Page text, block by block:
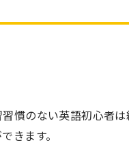
慣のない英語初心者
きます。